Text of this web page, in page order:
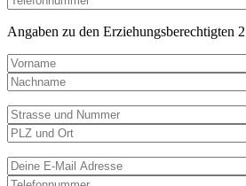
Angaben zu den Erziehungsberechtigten 2